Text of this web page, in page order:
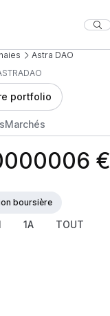
Astra DAO
portfolio
Marchés
€
boursière
1A TOUT